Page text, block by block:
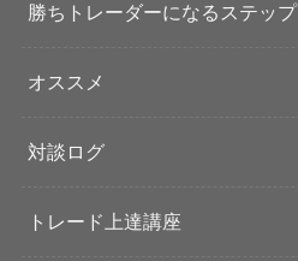
勝ちトレーダーになるステップ
オススメ
対談ログ
トレード上達講座